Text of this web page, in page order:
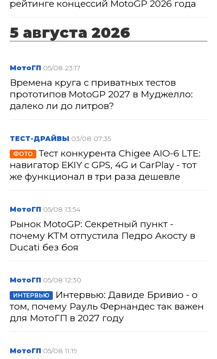
рейтинге концессий MotoGP 2026 года
5 августа 2026
МотоГП 05/08 23:17
Времена круга с приватных тестов
прототипов MotoGP 2027 в Муджелло:
далеко ли до литров?
ТЕСТ-ДРАЙВЫ 03/08 07:35
ФОТО
Тест конкурента Chigee AIO-6 LTE:
навигатор EKIY с GPS, 4G и CarPlay - тот
же функционал в три раза дешевле
МотоГП 05/08 13:54
Рынок MotoGP: Секретный пункт -
почему KTM отпустила Педро Акосту в
Ducati без боя
МотоГП 05/08 12:30
ИНТЕРВЬЮ
Интервью: Давиде Бривио - о
том, почему Рауль Фернандес так важен
для МотоГП в 2027 году
МотоГП 05/08 11:19